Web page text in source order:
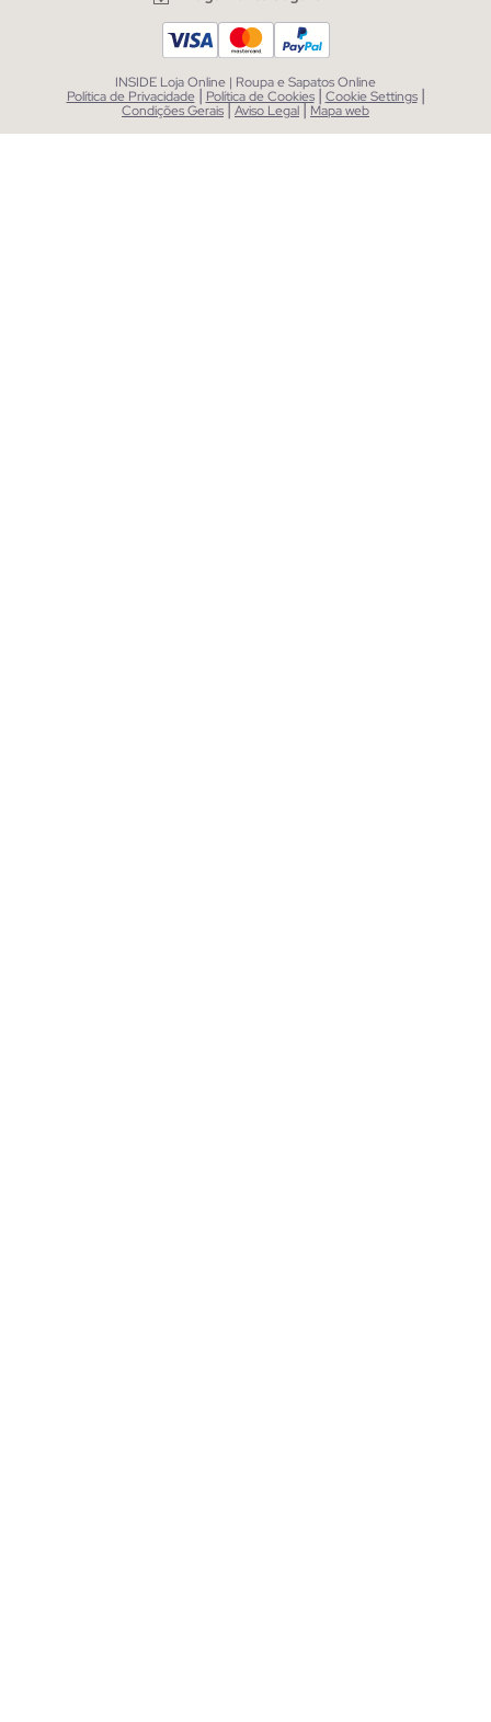
INSIDE Loja Online | Roupa e Sapatos Online
Política de Privacidade | Política de Cookies | Cookie Settings |
Condições Gerais|Aviso Legal| Mapa web